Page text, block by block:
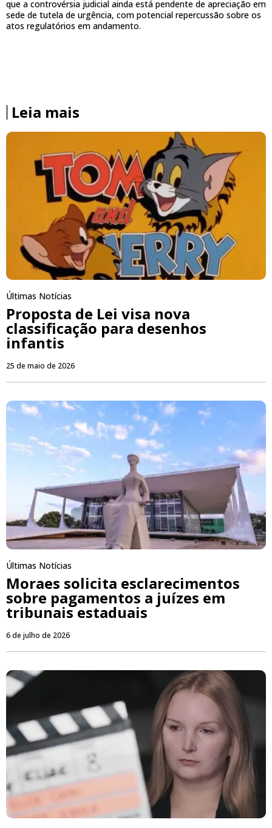
que a controvérsia judicial ainda está pendente de apreciação em
sede de tutela de urgência, com potencial repercussão sobre os
atos regulatórios em andamento.
Leia mais
Últimas Notícias
Proposta de Lei visa nova
classificação para desenhos
infantis
25 de maio de 2026
Últimas Notícias
Moraes solicita esclarecimentos
sobre pagamentos a juízes em
tribunais estaduais
6 de julho de 2026